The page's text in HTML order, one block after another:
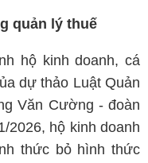
quản lý thuế
hộ kinh doanh, cá
dự thảo Luật Quản
Văn Cường - đoàn
2026, hộ kinh doanh
thức bỏ hình thức